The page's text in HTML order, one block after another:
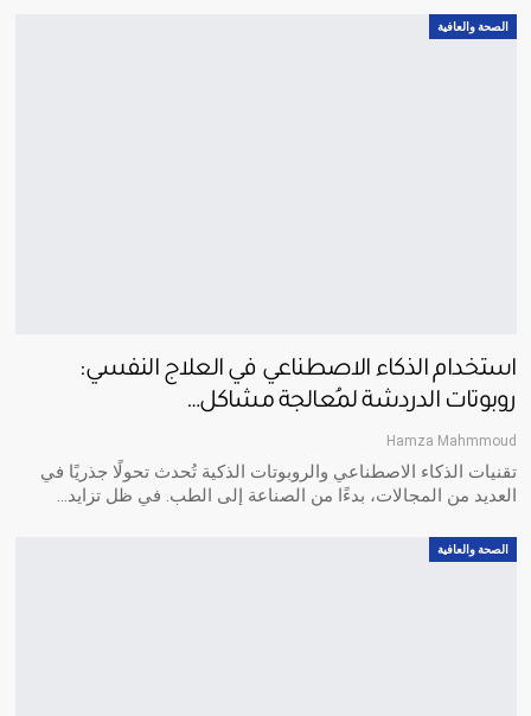
الصحة والعافية
استخدام الذكاء الاصطناعي في العلاج النفسي:
روبوتات الدردشة لمُعالجة مشاكل…
Hamza Mahmmoud
تقنيات الذكاء الاصطناعي والروبوتات الذكية تُحدث تحولًا جذريًا في
العديد من المجالات، بدءًا من الصناعة إلى الطب. في ظل تزايد…
الصحة والعافية